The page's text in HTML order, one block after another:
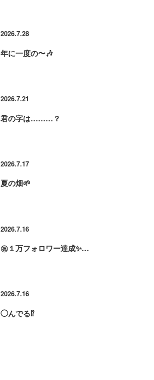
2026.7.28
年に一度の〜🎶
2026.7.21
君の字は………？
2026.7.17
夏の畑🌱
2026.7.16
㊗️１万フォロワー達成✨…
2026.7.16
◯んでる⁉️